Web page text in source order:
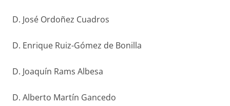
D. José Ordoñez Cuadros
D. Enrique Ruiz-Gómez de Bonilla
D. Joaquín Rams Albesa
D. Alberto Martín Gancedo